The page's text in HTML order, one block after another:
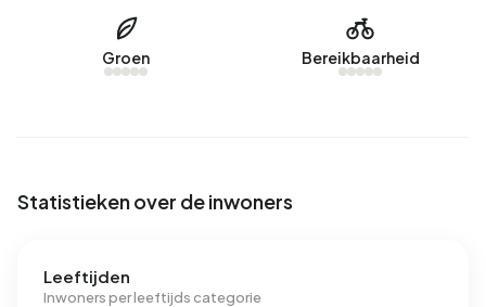
labels zijn A (32%), G (29%) en F (13%). Gemiddeld
verbruikt een adres in Buitengebied Ulicoten 4.210 kWh
aan elektriciteit per jaar. Dit ligt 50% boven het landelijke
Groen Bereikbaarheid
Statistieken over de inwoners
Leeftijden
Inwoners per leeftijds categorie